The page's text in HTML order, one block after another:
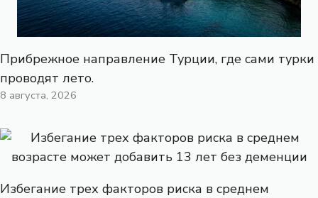
Прибрежное направление Турции, где сами турки
проводят лето.
8 августа, 2026
Избегание трех факторов риска в среднем